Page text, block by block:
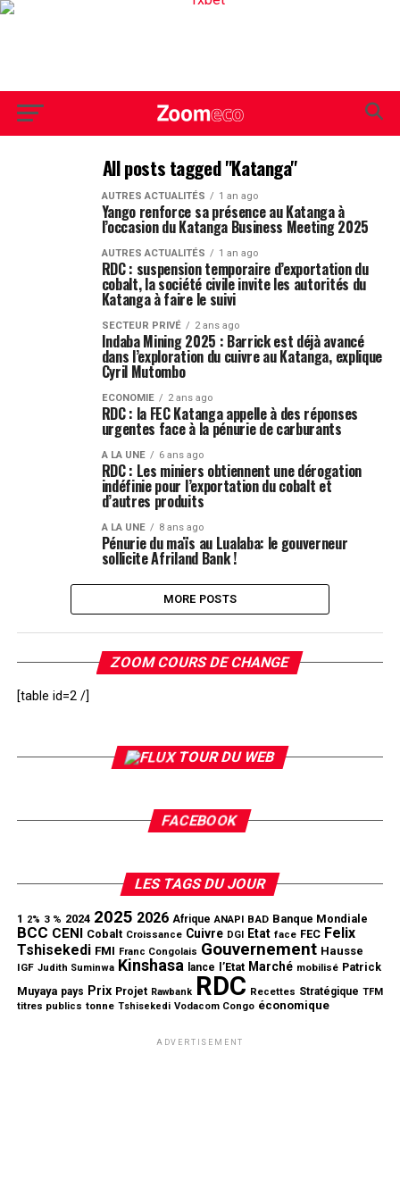
All posts tagged "Katanga"
AUTRES ACTUALITÉS 1 an ago
Yango renforce sa présence au Katanga à
l’occasion du Katanga Business Meeting 2025
AUTRES ACTUALITÉS 1 an ago
RDC : suspension temporaire d’exportation du
cobalt, la société civile invite les autorités du
Katanga à faire le suivi
SECTEUR PRIVÉ 2 ans ago
Indaba Mining 2025 : Barrick est déjà avancé
dans l’exploration du cuivre au Katanga, explique
Cyril Mutombo
ECONOMIE 2 ans ago
RDC : la FEC Katanga appelle à des réponses
urgentes face à la pénurie de carburants
A LA UNE 6 ans ago
RDC : Les miniers obtiennent une dérogation
indéfinie pour l’exportation du cobalt et
d’autres produits
A LA UNE 8 ans ago
Pénurie du maïs au Lualaba: le gouverneur
sollicite Afriland Bank !
MORE POSTS
ZOOM COURS DE CHANGE
[table id=2 /]
TOUR DU WEB
FACEBOOK
LES TAGS DU JOUR
1 2% 3 % 2024 2025 2026 Afrique ANAPI BAD Banque Mondiale
BCC CENI Cobalt Croissance Cuivre DGI Etat face FEC Felix
Tshisekedi FMI Franc Congolais Gouvernement Hausse
IGF Judith Suminwa Kinshasa lance l’Etat Marché mobilisé Patrick
Muyaya pays Prix Projet Rawbank RDC Recettes Stratégique TFM
titres publics tonne Tshisekedi Vodacom Congo économique
ADVERTISEMENT